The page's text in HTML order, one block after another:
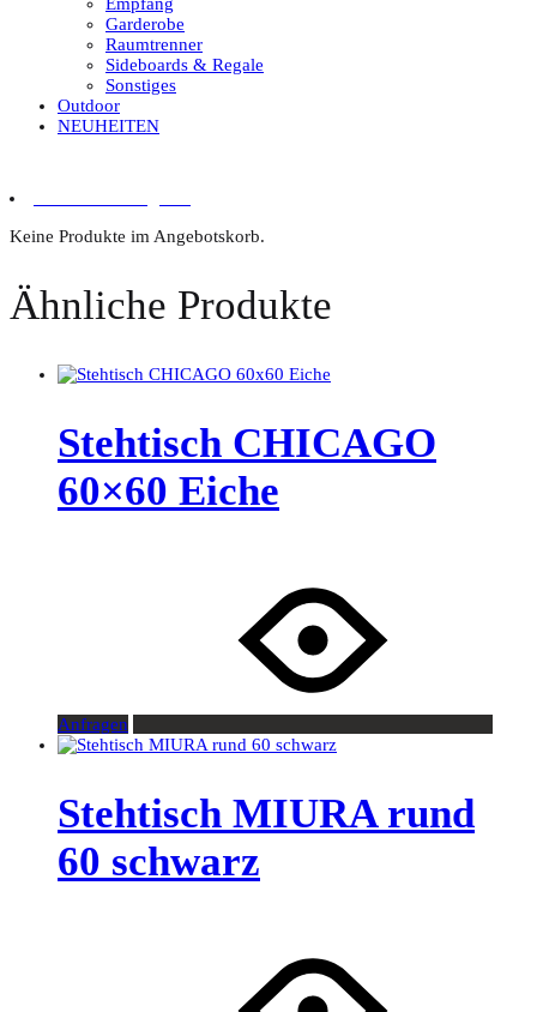
Garderobe
Raumtrenner
Sideboards & Regale
Sonstiges
Outdoor
NEUHEITEN
Keine Produkte im Angebotskorb.
Ähnliche Produkte
Stehtisch CHICAGO
60×60 Eiche
Anfragen
Stehtisch MIURA rund
60 schwarz